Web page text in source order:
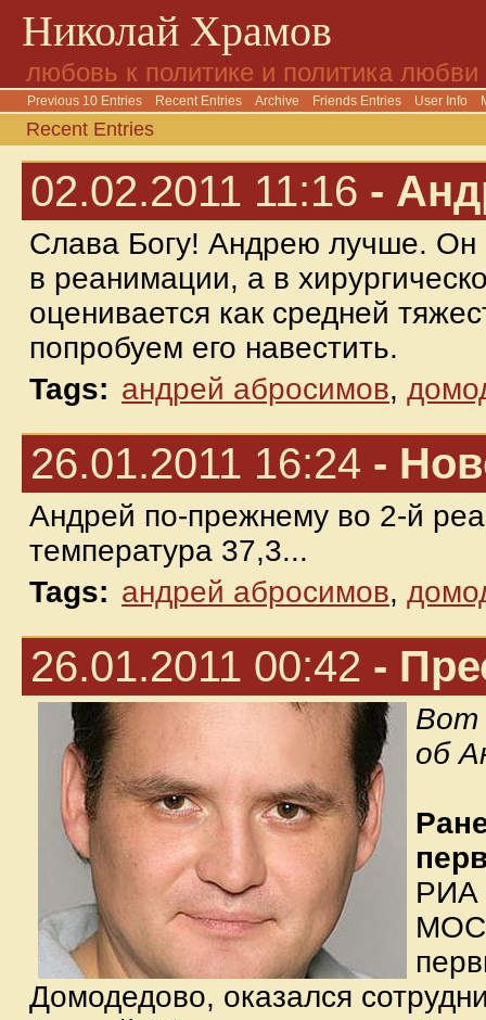
Николай Храмов
любовь к политике и политика любви
Previous 10 Entries Recent Entries Archive Friends Entries User Info
Recent Entries
02.02.2011 11:16 -
Слава Богу! Андрею лучше. Он
в реанимации, а в
оценивается как средней
попробуем его навестить.
Tags: андрей абросимов,
26.01.2011 16:24 -
Андрей по-прежнему во 2-й
температура 37,3...
Tags: андрей абросимов,
26.01.2011 00:42 -
Вот
об
РИА
Домодедово, оказался